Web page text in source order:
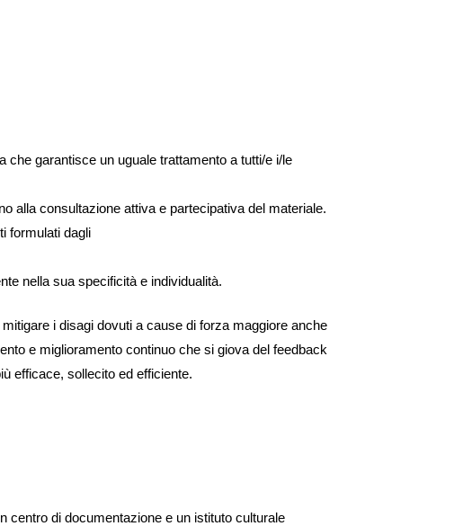
che garantisce un uguale trattamento a tutti/e i/le
alla consultazione attiva e partecipativa del materiale.
formulati dagli
nella sua specificità e individualità.
i disagi dovuti a cause di forza maggiore anche
e miglioramento continuo che si giova del feedback
efficace, sollecito ed efficiente.
centro di documentazione e un istituto culturale